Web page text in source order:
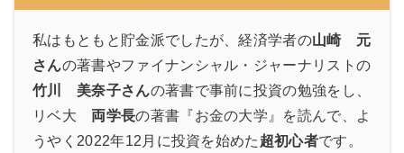
私はもともと貯金派でしたが、経済学者の山崎 元
さんの著書やファイナンシャル・ジャーナリストの
竹川 美奈子さんの著書で事前に投資の勉強をし、
リベ大 両学長の著書『お金の大学』を読んで、よ
うやく2022年12月に投資を始めた 超初心者です。